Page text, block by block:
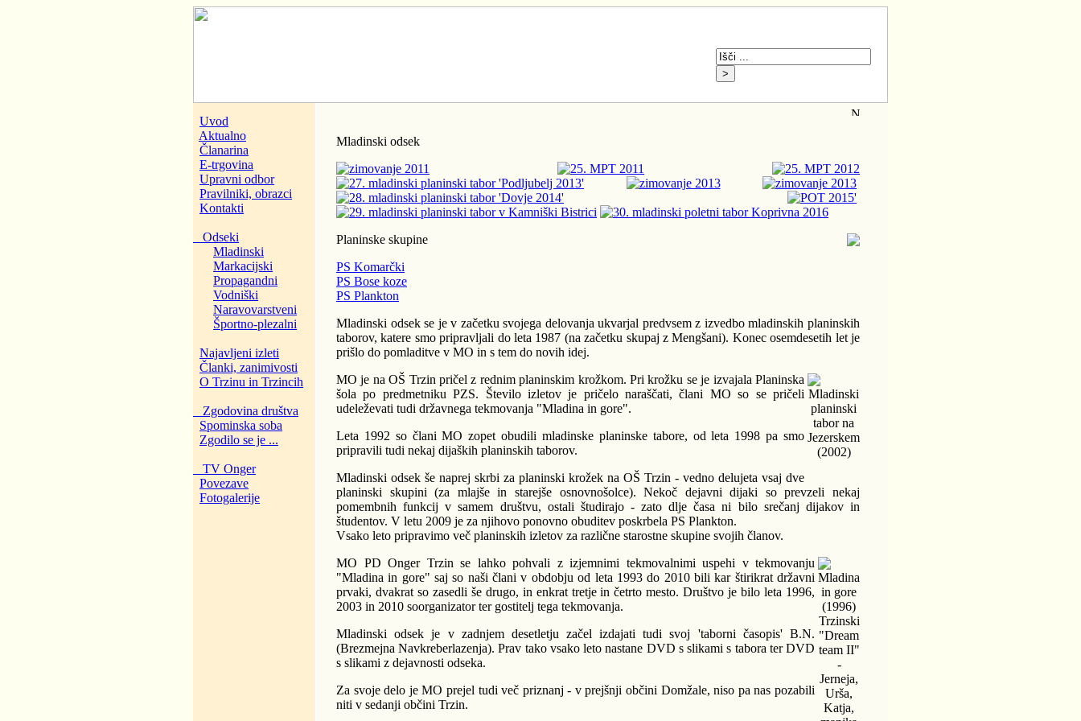
Uvod
Aktualno
Članarina
E-trgovina
Upravni odbor
Pravilniki, obrazci
Kontakti
Odseki
Mladinski
Markacijski
Propagandni
Vodniški
Naravovarstveni
Športno-plezalni
Najavljeni izleti
Članki, zanimivosti
O Trzinu in Trzincih
Zgodovina društva
Spominska soba
Zgodilo se je ...
TV Onger
Povezave
Fotogalerije
Mladinski odsek
Planinske skupine
PS Komarčki
PS Bose koze
PS Plankton
Mladinski odsek se je v začetku svojega delovanja ukvarjal predvsem z izvedbo mladinskih planinskih
taborov, katere smo pripravljali do leta 1987 (na začetku skupaj z Mengšani). Konec osemdesetih let je
prišlo do pomladitve v MO in s tem do novih idej.
Mladinski
planinski
tabor na
Jezerskem
(2002)
MO je na OŠ Trzin pričel z rednim planinskim krožkom. Pri krožku se je izvajala Planinska
šola po predmetniku PZS. Število izletov je pričelo naraščati, člani MO so se pričeli
udeleževati tudi državnega tekmovanja "Mladina in gore".
Leta 1992 so člani MO zopet obudili mladinske planinske tabore, od leta 1998 pa smo
pripravili tudi nekaj dijaških planinskih taborov.
Mladinski odsek še naprej skrbi za planinski krožek na OŠ Trzin - vedno delujeta vsaj dve
planinski skupini (za mlajše in starejše osnovnošolce). Nekoč dejavni dijaki so prevzeli nekaj
pomembnih funkcij v samem društvu, ostali študirajo - zato dlje časa ni bilo srečanj dijakov in
študentov. V letu 2009 je za njihovo ponovno obuditev poskrbela PS Plankton.
Vsako leto pripravimo več planinskih izletov za različne starostne skupine svojih članov.
Mladina
in gore
(1996)
Trzinski
"Dream
team II"
-
Jerneja,
Urša,
Katja,
MO PD Onger Trzin se lahko pohvali z izjemnimi tekmovalnimi uspehi v tekmovanju
"Mladina in gore" saj so naši člani v obdobju od leta 1993 do 2010 bili kar štirikrat državni
prvaki, dvakrat so zasedli še drugo, in enkrat tretje in četrto mesto. Društvo je bilo leta 1996,
2003 in 2010 soorganizator ter gostitelj tega tekmovanja.
Mladinski odsek je v zadnjem desetletju začel izdajati tudi svoj 'taborni časopis' B.N.
(Brezmejna Navkreberlazenja). Prav tako vsako leto nastane DVD s slikami s tabora ter DVD
s slikami z dejavnosti odseka.
Za svoje delo je MO prejel tudi več priznanj - v prejšnji občini Domžale, niso pa nas pozabili
niti v sedanji občini Trzin.